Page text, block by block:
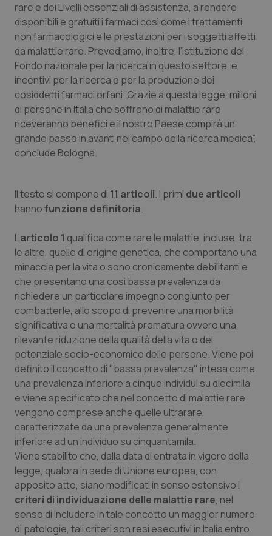
Sardegna
Sicilia
Toscana
Umbria
Valle D’Aosta
Malattia di Crohn & Rettocolite Ulcerosa
Neuroscienze & patologie neurodegenerative
Obesità
Oftalmologia
Oncodermatologia
Oncologia & Nutrizione
Psoriasi & pelle
Quotidiano Cardiologia
Quotidiano Chirurgia
Quotidiano Oncologia
Quotidiano Pediatria
Rene & patologie urogenitali
Salute orale & impianti
Sangue & coagulazione
Tiroide
Tumore al seno
rare e dei Livelli essenziali di assistenza, a rendere
disponibili e gratuiti i farmaci così come i trattamenti
non farmacologici e le prestazioni per i soggetti affetti
da malattie rare. Prevediamo, inoltre, l’istituzione del
Fondo nazionale per la ricerca in questo settore, e
incentivi per la ricerca e per la produzione dei
cosiddetti farmaci orfani. Grazie a questa legge, milioni
di persone in Italia che soffrono di malattie rare
riceveranno benefici e il nostro Paese compirà un
grande passo in avanti nel campo della ricerca medica”,
conclude Bologna.
Il testo si compone di 11 articoli. I primi due articoli
hannofunzione definitoria.
L'articolo 1 qualifica come rare le malattie, incluse, tra
le altre, quelle di origine genetica, che comportano una
minaccia per la vita o sono cronicamente debilitanti e
che presentano una così bassa prevalenza da
richiedere un particolare impegno congiunto per
combatterle, allo scopo di prevenire una morbilità
significativa o una mortalità prematura ovvero una
rilevante riduzione della qualità della vita o del
potenziale socio-economico delle persone. Viene poi
definito il concetto di "bassa prevalenza" intesa come
una prevalenza inferiore a cinque individui su diecimila
e viene specificato che nel concetto di malattie rare
vengono comprese anche quelle ultrarare,
caratterizzate da una prevalenza generalmente
inferiore ad un individuo su cinquantamila.
Viene stabilito che, dalla data di entrata in vigore della
legge, qualora in sede di Unione europea, con
apposito atto, siano modificati in senso estensivo i
criteri di individuazione delle malattie rare, nel
senso di includere in tale concetto un maggior numero
di patologie, tali criteri son resi esecutivi in Italia entro